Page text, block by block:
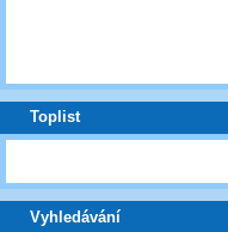
Toplist
Vyhledávání